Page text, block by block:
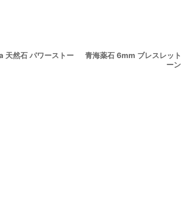
天然石 パワーストー
青海薬石 6mm ブレスレッ
ー